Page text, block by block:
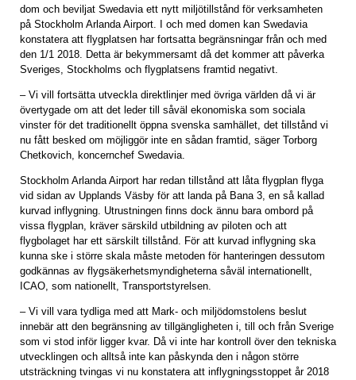
dom och beviljat Swedavia ett nytt miljötillstånd för verksamheten
på Stockholm Arlanda Airport. I och med domen kan Swedavia
konstatera att flygplatsen har fortsatta begränsningar från och med
den 1/1 2018. Detta är bekymmersamt då det kommer att påverka
Sveriges, Stockholms och flygplatsens framtid negativt.
– Vi vill fortsätta utveckla direktlinjer med övriga världen då vi är
övertygade om att det leder till såväl ekonomiska som sociala
vinster för det traditionellt öppna svenska samhället, det tillstånd vi
nu fått besked om möjliggör inte en sådan framtid, säger Torborg
Chetkovich, koncernchef Swedavia.
Stockholm Arlanda Airport har redan tillstånd att låta flygplan flyga
vid sidan av Upplands Väsby för att landa på Bana 3, en så kallad
kurvad inflygning. Utrustningen finns dock ännu bara ombord på
vissa flygplan, kräver särskild utbildning av piloten och att
flygbolaget har ett särskilt tillstånd. För att kurvad inflygning ska
kunna ske i större skala måste metoden för hanteringen dessutom
godkännas av flygsäkerhetsmyndigheterna såväl internationellt,
ICAO, som nationellt, Transportstyrelsen.
– Vi vill vara tydliga med att Mark- och miljödomstolens beslut
innebär att den begränsning av tillgängligheten i, till och från Sverige
som vi stod inför ligger kvar. Då vi inte har kontroll över den tekniska
utvecklingen och alltså inte kan påskynda den i någon större
utsträckning tvingas vi nu konstatera att inflygningsstoppet år 2018